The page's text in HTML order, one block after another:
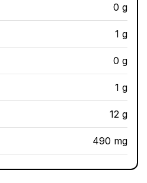
0 g
1 g
0 g
1 g
12 g
490 mg